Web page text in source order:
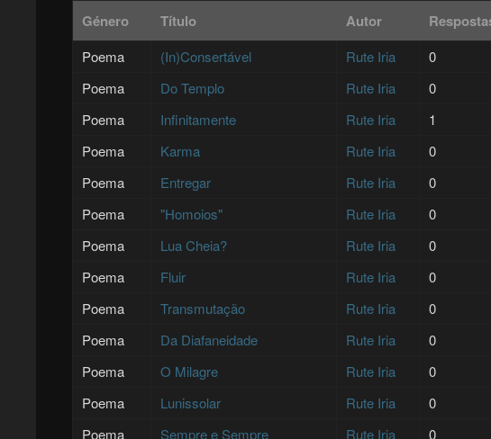
Género Título Autor
Poema (In)Consertável Rute Iria 0
Poema
Do Templo Rute Iria 0
Poema
Infinitamente Rute Iria 1
Poema
Karma Rute Iria 0
Poema
Entregar Rute Iria 0
Poema
"Homoios" Rute Iria 0
Poema
Lua Cheia? Rute Iria 0
Poema
Fluir Rute Iria 0
Poema
Transmutação Rute Iria 0
Poema
Da Diafaneidade Rute Iria 0
Poema
O Milagre Rute Iria 0
Poema
Lunissolar Rute Iria 0
Poema
Sempre e Sempre Rute Iria 0